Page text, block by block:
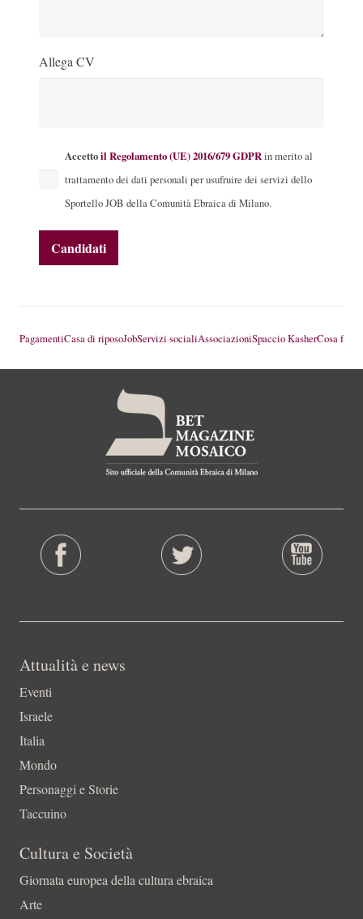
Allega CV
Accettoil Regolamento (UE) 2016/679 GDPRin merito al
trattamento dei dati personali per usufruire dei servizi dello
Sportello JOB della Comunità Ebraica di Milano.
PagamentiCasa di riposoJobServizi socialiAssociazioniSpaccio KasherCosa fare
Attualità e news
Eventi
Israele
Italia
Mondo
Personaggi e Storie
Taccuino
Cultura e Società
Giornata europea della cultura ebraica
Arte